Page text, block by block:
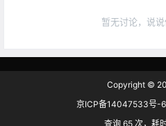
暂无讨论，说
Copyright ©
京ICP备14047533号-
查询 65 次，耗